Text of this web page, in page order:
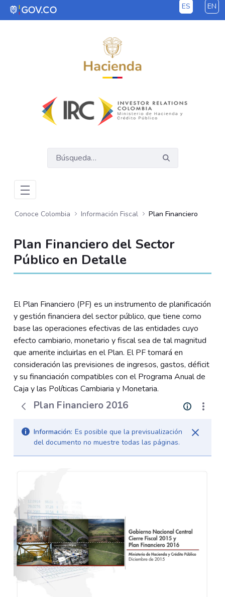
Saltar al contenido principal ES EN
Conoce Colombia Información Fiscal Plan Financiero
Plan Financiero del Sector
Público en Detalle
El Plan Financiero (PF) es un instrumento de planificación
y gestión financiera del sector público, que tiene como
base las operaciones efectivas de las entidades cuyo
efecto cambiario, monetario y fiscal sea de tal magnitud
que amerite incluirlas en el Plan. El PF tomará en
consideración las previsiones de ingresos, gastos, déficit
y su financiación compatibles con el Programa Anual de
Caja y las Políticas Cambiaria y Monetaria.
Plan Financiero 2016
Información: Es posible que la previsualización
del documento no muestre todas las páginas.